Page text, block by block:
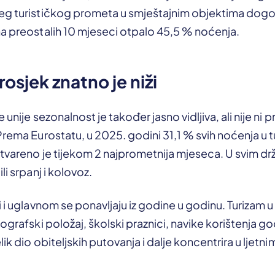
turističkog prometa u smještajnim objektima
preostalih 10 mjeseci otpalo 45,5 % noćenja.
znatno je niži
unije sezonalnost je također jasno vidljiva, ali nije ni
Eurostatu, u 2025. godini 31,1 % svih noćenja u
je tijekom 2 najprometnija mjeseca. U svim
srpanj i kolovoz.
uglavnom se ponavljaju iz godine u godinu. Turizam
položaj, školski praznici, navike korištenja
dio obiteljskih putovanja i dalje koncentrira u